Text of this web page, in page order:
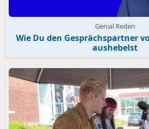
Genial Reden
Wie Du den Gesprächspartner
aushebelst